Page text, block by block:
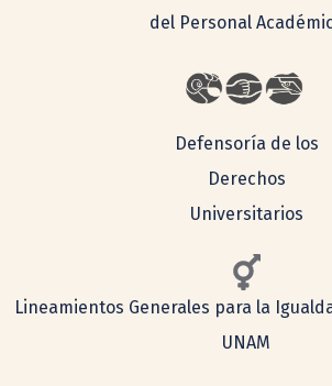
del Personal
Defensoría de los
Derechos
Universitarios
Lineamientos Generales para la
UNAM